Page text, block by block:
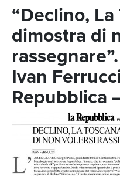
“Declino, La
dimostra di
Ivan
Repubblica